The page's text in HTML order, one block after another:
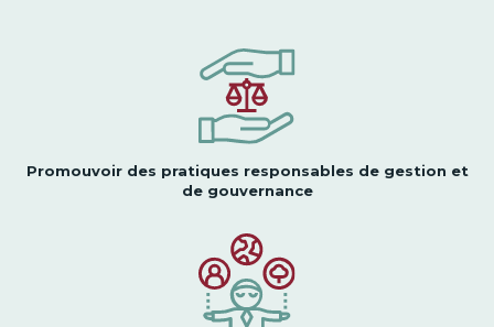
Promouvoir des pratiques responsables de gestion et
de gouvernance